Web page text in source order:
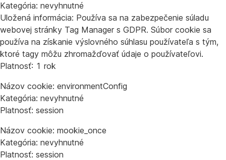
Kategória: nevyhnutné
Uložená informácia: Používa sa na zabezpečenie súladu
webovej stránky Tag Manager s GDPR. Súbor cookie sa
používa na získanie výslovného súhlasu používateľa s tým,
ktoré tagy môžu zhromažďovať údaje o používateľovi.
Platnosť: 1 rok
Názov cookie: environmentConfig
Kategória: nevyhnutné
Platnosť: session
Názov cookie: mookie_once
Kategória: nevyhnutné
Platnosť: session